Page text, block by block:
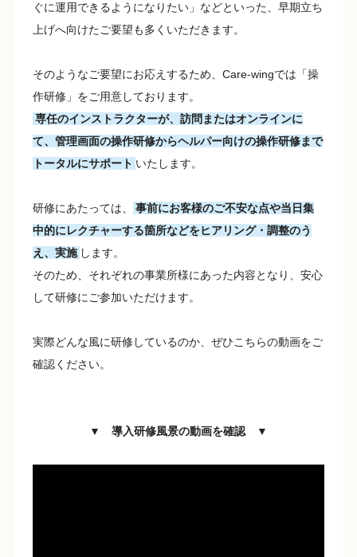
ぐに運用できるようになりたい」などといった、早期立ち
上げへ向けたご要望も多くいただきます。
そのようなご要望にお応えするため、Care-wingでは「操
作研修」をご用意しております。
専任のインストラクターが、訪問またはオンラインに
て、管理画面の操作研修からヘルパー向けの操作研修まで
トータルにサポート いたします。
研修にあたっては、
事前にお客様のご不安な点や当日集
中的にレクチャーする箇所などをヒアリング・調整のう
え、実施 します。
そのため、それぞれの事業所様にあった内容となり、安心
して研修にご参加いただけます。
実際どんな風に研修しているのか、ぜひこちらの動画をご
確認ください。
▼ 導入研修風景の動画を確認 ▼